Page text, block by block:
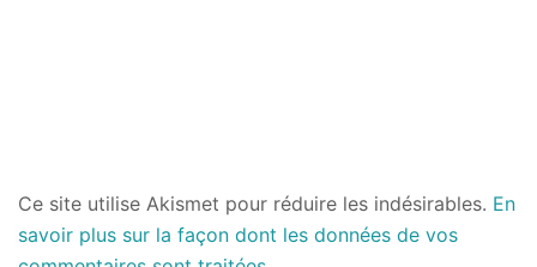
Ce site utilise Akismet pour réduire les indésirables. En
savoir plus sur la façon dont les données de vos